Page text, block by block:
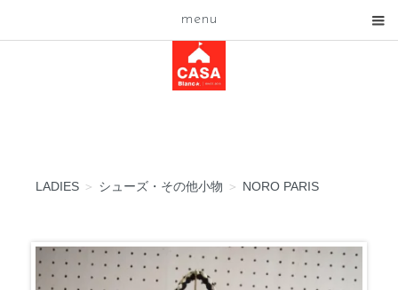
menu
LADIES ＞ シューズ・その他小物 ＞ NORO PARIS